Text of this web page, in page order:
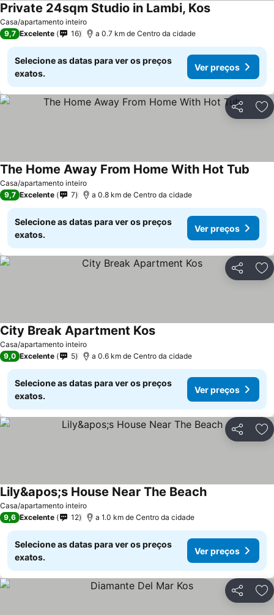
Casa/apartamento inteiro
Private 24sqm Studio in Lambi, Kos
9,7 Excelente 16 a 0.7 km de Centro da cidade
Selecione as datas para ver os preços
exatos.
Ver preços
Partilhar
Casa/apartamento inteiro
The Home Away From Home With Hot Tub
9,7 Excelente 7 a 0.8 km de Centro da cidade
Selecione as datas para ver os preços
exatos.
Ver preços
Partilhar
Casa/apartamento inteiro
City Break Apartment Kos
9,0 Excelente 5 a 0.6 km de Centro da cidade
Selecione as datas para ver os preços
exatos.
Ver preços
Partilhar
Casa/apartamento inteiro
Lily&apos;s House Near The Beach
9,6 Excelente 12 a 1.0 km de Centro da cidade
Selecione as datas para ver os preços
exatos.
Ver preços
Partilhar